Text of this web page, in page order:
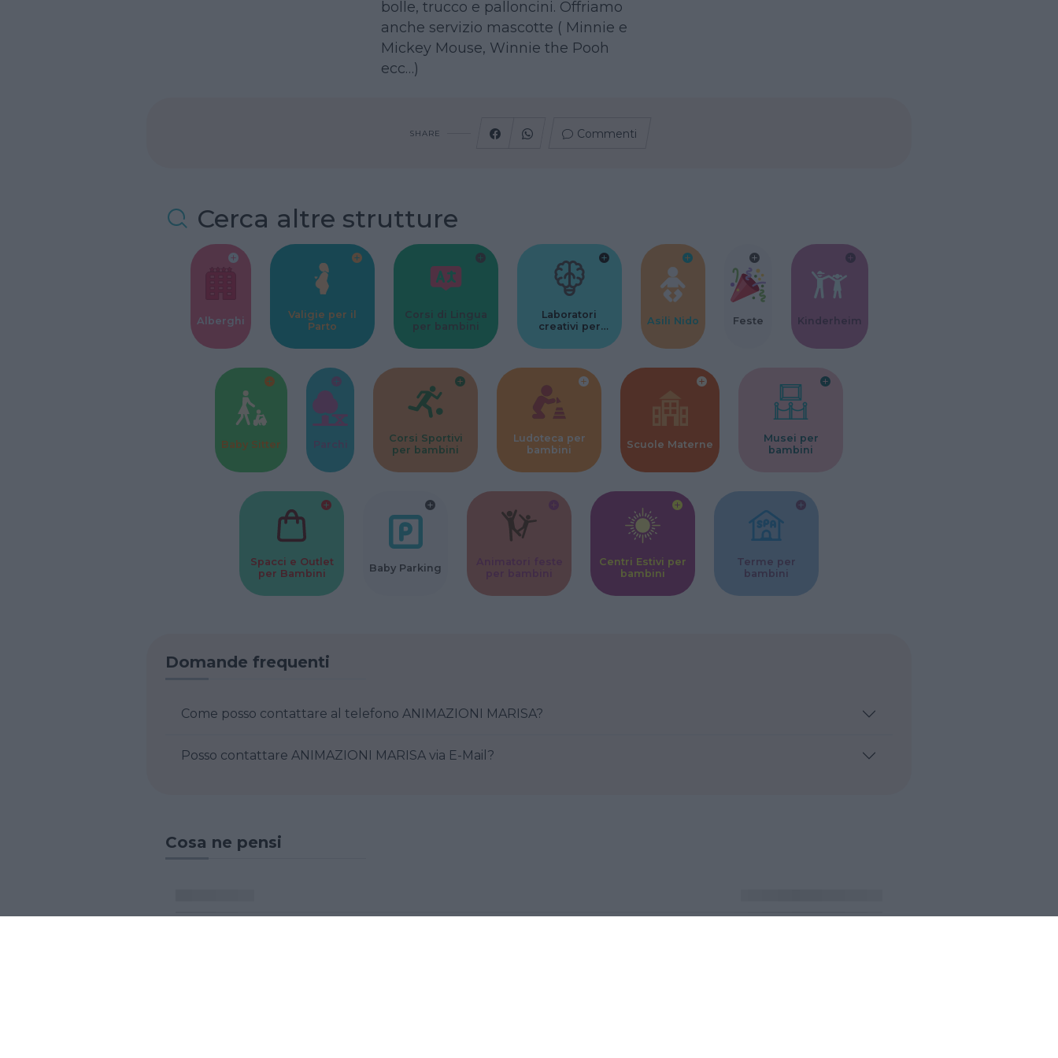
bolle, trucco e palloncini. Offriamo
anche servizio mascotte ( Minnie e
Mickey Mouse, Winnie the Pooh
ecc…)
SHARE Commenti
Cerca altre strutture
Alberghi
Valigie per il
Parto
Corsi di Lingua
per bambini
Laboratori
creativi per
Asili Nido Feste Kinderheim
Baby Sitter Parchi
Corsi Sportivi
per bambini
Ludoteca per
bambini
Scuole Materne
Musei per
bambini
Spacci e Outlet
per Bambini
Baby Parking
Centri Estivi per
bambini
Terme per
bambini
Domande frequenti
Come posso contattare al telefono ANIMAZIONI MARISA?
Posso contattare ANIMAZIONI MARISA via E-Mail?
Cosa ne pensi